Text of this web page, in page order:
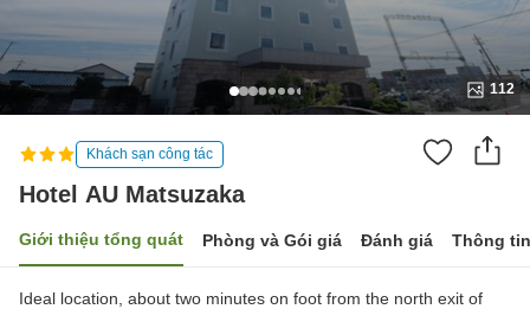
112
Khách sạn công tác
Hotel AU Matsuzaka
Giới thiệu tổng quát Phòng và Gói giá Đánh giá Thông
Ideal location, about two minutes on foot from the north exit of